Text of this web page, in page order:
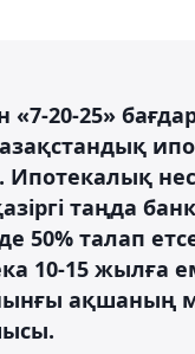
20-25»
таңда
50% талап
10-15 жылға
ақшаның